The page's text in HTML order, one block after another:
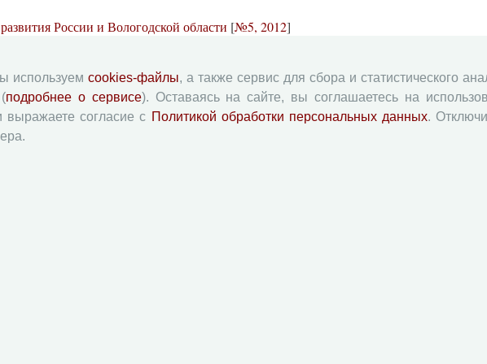
России и Вологодской области [№5, 2012]
трудового потенциала[№2, 2012]
изменений 2008 – 2010 гг [№1, 2012]
развития территории
используем cookies-файлы, а также сервис для сбора и статистического
подробнее о сервисе). Оставаясь на сайте, вы соглашаетесь на
выражаете согласие с Политикой обработки персональных данных.